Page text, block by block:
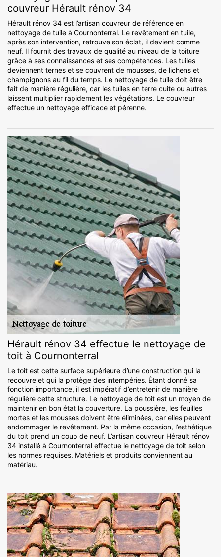
couvreur Hérault rénov 34
Hérault rénov 34 est l’artisan couvreur de référence en
nettoyage de tuile à Cournonterral. Le revêtement en tuile,
après son intervention, retrouve son éclat, il devient comme
neuf. Il fournit des travaux de qualité au niveau de la toiture
grâce à ses connaissances et ses compétences. Les tuiles
deviennent ternes et se couvrent de mousses, de lichens et
champignons au fil du temps. Le nettoyage de tuile doit être
fait de manière régulière, car les tuiles en terre cuite ou autres
laissent multiplier rapidement les végétations. Le couvreur
effectue un nettoyage efficace et pérenne.
Hérault rénov 34 effectue le nettoyage de
toit à Cournonterral
Le toit est cette surface supérieure d’une construction qui la
recouvre et qui la protège des intempéries. Étant donné sa
fonction importance, il est impératif d’entretenir de manière
régulière cette structure. Le nettoyage de toit est un moyen de
maintenir en bon état la couverture. La poussière, les feuilles
mortes et les mousses doivent être éliminées, car elles peuvent
endommager le revêtement. Par la même occasion, l’esthétique
du toit prend un coup de neuf. L’artisan couvreur Hérault rénov
34 installé à Cournonterral effectue le nettoyage de toit selon
les normes requises. Matériels et produits conviennent au
matériau.